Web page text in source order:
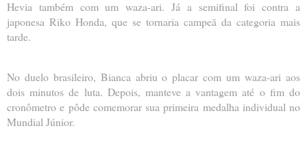
Hevia também com um waza-ari. Já a semifinal foi contra a
japonesa Riko Honda, que se tornaria campeã da categoria mais
tarde.
No duelo brasileiro, Bianca abriu o placar com um waza-ari aos
dois minutos de luta. Depois, manteve a vantagem até o fim do
cronômetro e pôde comemorar sua primeira medalha individual no
Mundial Júnior.